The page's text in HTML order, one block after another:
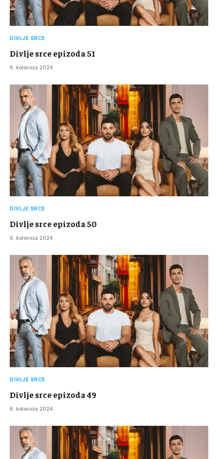
DIVLJE SRCE
Divlje srce epizoda 51
6. kolovoza 2024.
DIVLJE SRCE
Divlje srce epizoda 50
6. kolovoza 2024.
DIVLJE SRCE
Divlje srce epizoda 49
6. kolovoza 2024.